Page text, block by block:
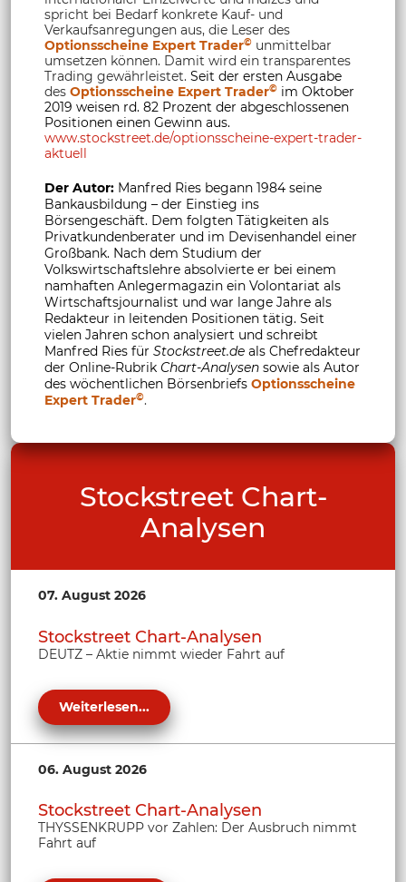
spricht bei Bedarf konkrete Kauf- und
Verkaufsanregungen aus, die Leser des
Optionsscheine Expert Trader© unmittelbar
umsetzen können. Damit wird ein transparentes
Trading gewährleistet. Seit der ersten Ausgabe
des Optionsscheine Expert Trader© im Oktober
2019 weisen rd. 82 Prozent der abgeschlossenen
Positionen einen Gewinn aus.
www.stockstreet.de/optionsscheine-expert-trader-
aktuell
Der Autor: Manfred Ries begann 1984 seine
Bankausbildung – der Einstieg ins
Börsengeschäft. Dem folgten Tätigkeiten als
Privatkundenberater und im Devisenhandel einer
Großbank. Nach dem Studium der
Volkswirtschaftslehre absolvierte er bei einem
namhaften Anlegermagazin ein Volontariat als
Wirtschaftsjournalist und war lange Jahre als
Redakteur in leitenden Positionen tätig. Seit
vielen Jahren schon analysiert und schreibt
Manfred Ries für Stockstreet.de als Chefredakteur
der Online-Rubrik Chart-Analysen sowie als Autor
des wöchentlichen Börsenbriefs Optionsscheine
Expert Trader©.
Stockstreet Chart-
Analysen
07. August 2026
Stockstreet Chart-Analysen
DEUTZ – Aktie nimmt wieder Fahrt auf
Weiterlesen...
06. August 2026
Stockstreet Chart-Analysen
THYSSENKRUPP vor Zahlen: Der Ausbruch nimmt
Fahrt auf